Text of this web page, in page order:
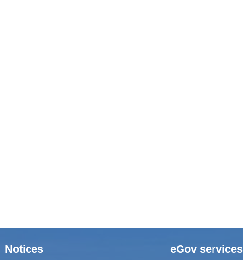
Notices eGov services